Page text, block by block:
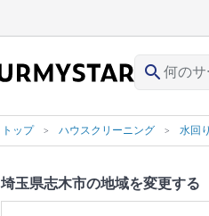
search
トップ ハウスクリーニング 水回
埼玉県志木市の地域を変更する